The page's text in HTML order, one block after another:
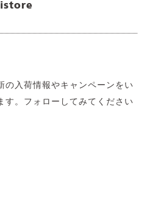
の入荷情報やキャンペーンをい
す。フォローしてみてください